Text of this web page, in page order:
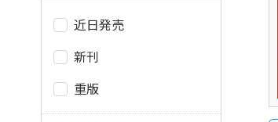
近日発売
新刊
重版